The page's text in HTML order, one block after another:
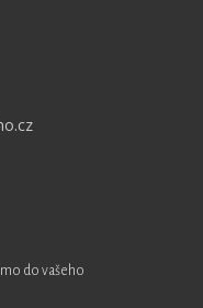
do vašeho